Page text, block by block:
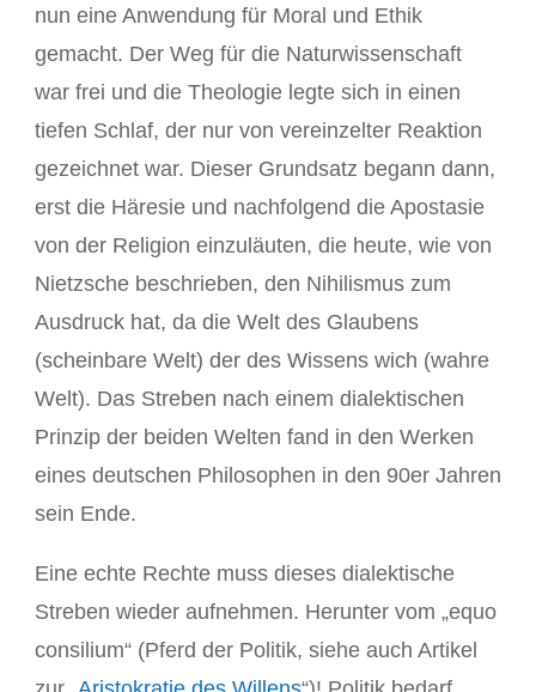
nun eine Anwendung für Moral und Ethik
gemacht. Der Weg für die Naturwissenschaft
war frei und die Theologie legte sich in einen
tiefen Schlaf, der nur von vereinzelter Reaktion
gezeichnet war. Dieser Grundsatz begann dann,
erst die Häresie und nachfolgend die Apostasie
von der Religion einzuläuten, die heute, wie von
Nietzsche beschrieben, den Nihilismus zum
Ausdruck hat, da die Welt des Glaubens
(scheinbare Welt) der des Wissens wich (wahre
Welt). Das Streben nach einem dialektischen
Prinzip der beiden Welten fand in den Werken
eines deutschen Philosophen in den 90er Jahren
sein Ende.
Eine echte Rechte muss dieses dialektische
Streben wieder aufnehmen. Herunter vom „equo
consilium“ (Pferd der Politik, siehe auch Artikel